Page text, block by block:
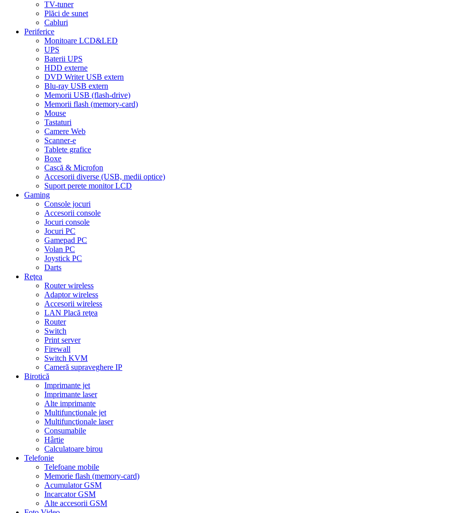
TV-tuner
Plăci de sunet
Cabluri
Periferice
Monitoare LCD&LED
UPS
Baterii UPS
HDD externe
DVD Writer USB extern
Blu-ray USB extern
Memorii USB (flash-drive)
Memorii flash (memory-card)
Mouse
Tastaturi
Camere Web
Scanner-e
Tablete grafice
Boxe
Cască & Microfon
Accesorii diverse (USB, medii optice)
Suport perete monitor LCD
Gaming
Console jocuri
Accesorii console
Jocuri console
Jocuri PC
Gamepad PC
Volan PC
Joystick PC
Darts
Reţea
Router wireless
Adaptor wireless
Accesorii wireless
LAN Placă reţea
Router
Switch
Print server
Firewall
Switch KVM
Cameră supraveghere IP
Birotică
Imprimante jet
Imprimante laser
Alte imprimante
Multifuncţionale jet
Multifuncţionale laser
Consumabile
Hârtie
Calculatoare birou
Telefonie
Telefoane mobile
Memorie flash (memory-card)
Acumulator GSM
Incarcator GSM
Alte accesorii GSM